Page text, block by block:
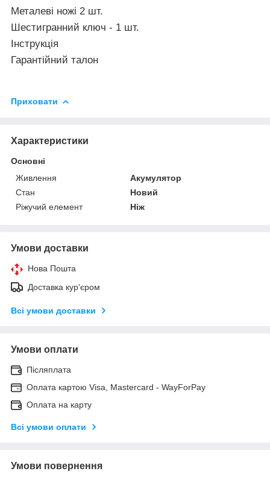
Металеві ножі 2 шт.
Шестигранний ключ - 1 шт.
Інструкція
Гарантійний талон
Приховати
Характеристики
Основні
Живлення
Акумулятор
Стан
Новий
Ріжучий елемент
Ніж
Умови доставки
Нова Пошта
Доставка кур'єром
Всі умови доставки
Умови оплати
Післяплата
Оплата картою Visa, Mastercard - WayForPay
Оплата на карту
Всі умови оплати
Умови повернення